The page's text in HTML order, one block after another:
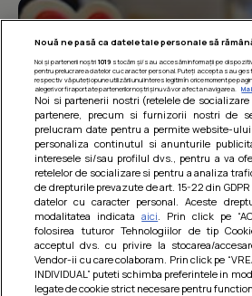
Barcute din vinete cu
Un deliciu usor de preparat!
Nouă ne pasă ca datele tale personale să
Noi și partenerii noștri 1019stocăm și/sau accesăm informații pe
pentru prelucrarea datelor cu caracter personal. Puteți accepta sau
respectiv vă puteți opune utilizării unui interes legitim în orice moment pe
alegeri vor fi raportate partenerilor noștri și nu vă vor afecta navigarea.
Noi si partenerii nostri (retelele de
partenere, precum si furnizorii nostri de
prelucram date pentru a permite website-
personaliza continutul si anunturile
interesele si/sau profilul dvs., pentru a va
retelelor de socializare si pentru a analiza
de drepturile prevazute de art. 15-22 din
datelor cu caracter personal. Aceste
modalitatea indicataaici . Prin click pe
folosirea tuturor Tehnologiilor de tip
acceptul dvs. cu privire la stocarea/
Vendor-ii cu care colaboram. Prin click pe
INDIVIDUAL” puteti schimba preferintele in
legate de cookie strict necesare pentru